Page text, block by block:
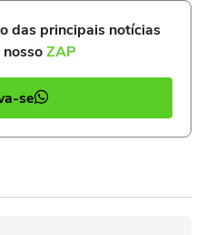
das principais notícias
ZAP
se